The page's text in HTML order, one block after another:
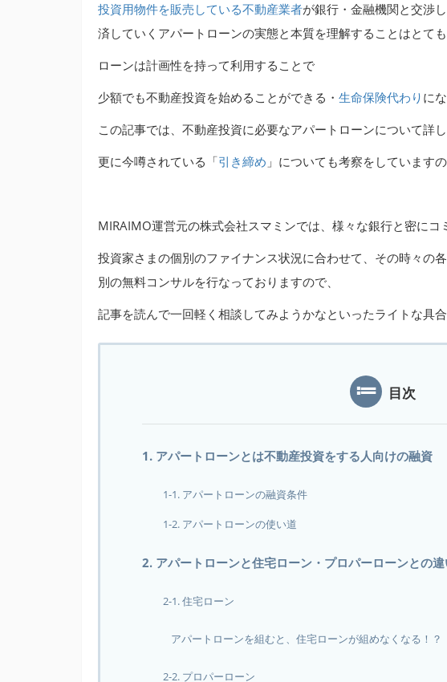
投資用物件を販売している不動産業者が銀行・金融機関と交渉
済していくアパートローンの実態と本質を理解することはとても
ローンは計画性を持って利用することで
少額でも不動産投資を始めることができる・ 生命保険代わりに
この記事では、不動産投資に必要なアパートローンについて詳し
更に今噂されている「引き締め 」についても考察をしています
MIRAIMO運営元の株式会社スマミンでは、様々な銀行と密にコ
投資家さまの個別のファイナンス状況に合わせて、その時々の
別の無料コンサルを行なっておりますので、
記事を読んで一回軽く相談してみようかなといったライトな具
目次
1. アパートローンとは不動産投資をする人向けの融資
1-1. アパートローンの融資条件
1-2. アパートローンの使い道
2. アパートローンと住宅ローン・プロパーローンとの
2-1. 住宅ローン
アパートローンを組むと、住宅ローンが組めなくなる！？
2-2. プロパーローン